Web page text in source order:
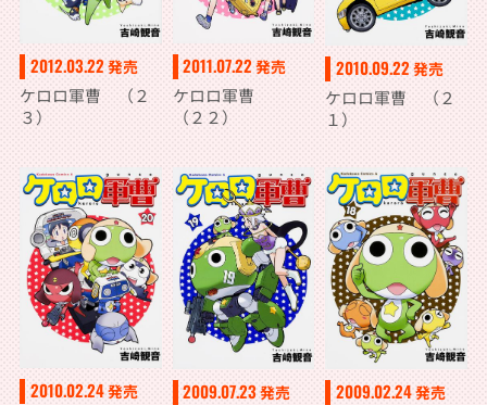
2012.03.22 発売
ケロロ軍曹 （２
３）
2011.07.22 発売
ケロロ軍曹
（２２）
2010.09.22 発売
ケロロ軍曹 （２
１）
2010.02.24発売 2009.07.23発売 2009.02.24発売